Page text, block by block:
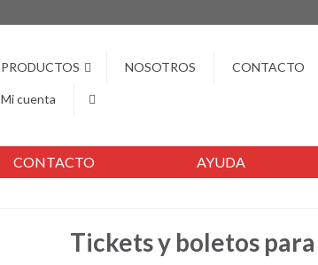
PRODUCTOS NOSOTROS CONTACTO
Mi cuenta
CONTACTO AYUDA
Tickets y boletos